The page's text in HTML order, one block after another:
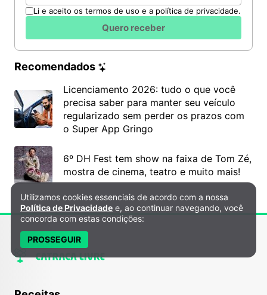
Li e aceito os termos de uso e a política de privacidade.
Quero receber
Recomendados
Licenciamento 2026: tudo o que você
precisa saber para manter seu veículo
regularizado sem perder os prazos com
o Super App Gringo
6º DH Fest tem show na faixa de Tom Zé,
mostra de cinema, teatro e muito mais!
Política de Privacidade e Cookies
Utilizamos cookies essenciais de acordo com a nossa
Política de Privacidade e, ao continuar navegando, você
concorda com estas condições:
PROSSEGUIR